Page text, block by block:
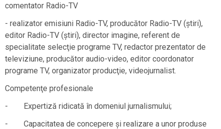
comentator Radio-TV
- realizator emisiuni Radio-TV, producător Radio-TV (ştiri),
editor Radio-TV (ştiri), director imagine, referent de
specialitate selecţie programe TV, redactor prezentator de
televiziune, producător audio-video, editor coordonator
programe TV, organizator producţie, videojurnalist.
Competenţe profesionale
- Expertiză ridicată în domeniul jurnalismului;
- Capacitatea de concepere și realizare a unor produse